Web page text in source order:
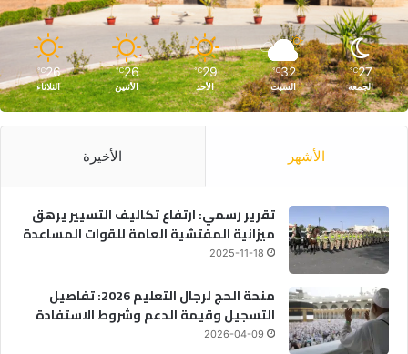
27
℃
الجمعة
32
℃
السبت
29
℃
الأحد
26
℃
الأثنين
26
℃
الثلاثاء
الأشهر الأخيرة
تقرير رسمي: ارتفاع تكاليف التسيير يرهق
ميزانية المفتشية العامة للقوات المساعدة
2025-11-18
منحة الحج لرجال التعليم 2026: تفاصيل
التسجيل وقيمة الدعم وشروط الاستفادة
2026-04-09